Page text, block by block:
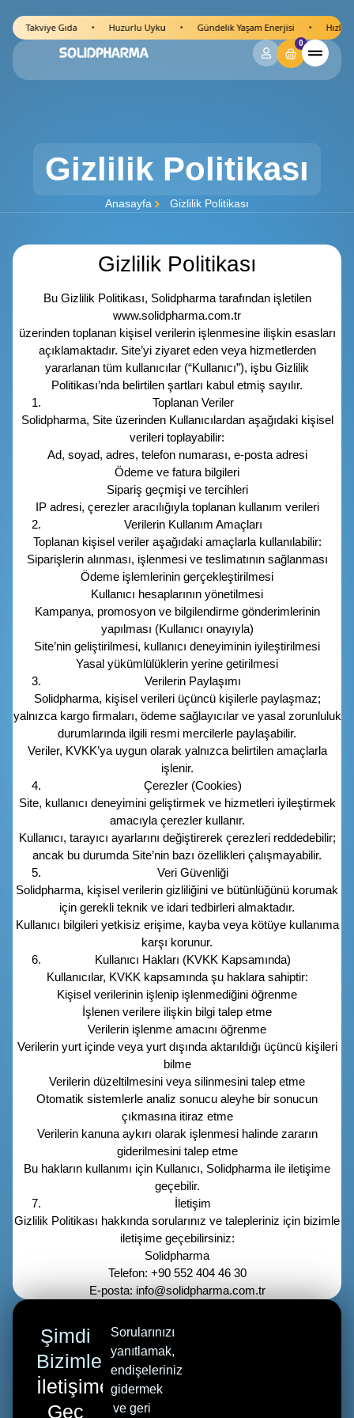
Takviye Gıda • Huzurlu Uyku • Gündelik Yaşam Enerjisi • Hızlı Kargo
0
Gizlilik Politikası
Anasayfa Gizlilik Politikası
Gizlilik Politikası
Bu Gizlilik Politikası, Solidpharma tarafından işletilen
www.solidpharma.com.tr
üzerinden toplanan kişisel verilerin işlenmesine ilişkin esasları
açıklamaktadır. Site’yi ziyaret eden veya hizmetlerden
yararlanan tüm kullanıcılar (“Kullanıcı”), işbu Gizlilik
Politikası’nda belirtilen şartları kabul etmiş sayılır.
Toplanan Veriler
Solidpharma, Site üzerinden Kullanıcılardan aşağıdaki kişisel
verileri toplayabilir:
Ad, soyad, adres, telefon numarası, e-posta adresi
Ödeme ve fatura bilgileri
Sipariş geçmişi ve tercihleri
IP adresi, çerezler aracılığıyla toplanan kullanım verileri
Verilerin Kullanım Amaçları
Toplanan kişisel veriler aşağıdaki amaçlarla kullanılabilir:
Siparişlerin alınması, işlenmesi ve teslimatının sağlanması
Ödeme işlemlerinin gerçekleştirilmesi
Kullanıcı hesaplarının yönetilmesi
Kampanya, promosyon ve bilgilendirme gönderimlerinin
yapılması (Kullanıcı onayıyla)
Site’nin geliştirilmesi, kullanıcı deneyiminin iyileştirilmesi
Yasal yükümlülüklerin yerine getirilmesi
Verilerin Paylaşımı
Solidpharma, kişisel verileri üçüncü kişilerle paylaşmaz;
yalnızca kargo firmaları, ödeme sağlayıcılar ve yasal zorunluluk
durumlarında ilgili resmi mercilerle paylaşabilir.
Veriler, KVKK’ya uygun olarak yalnızca belirtilen amaçlarla
işlenir.
Çerezler (Cookies)
Site, kullanıcı deneyimini geliştirmek ve hizmetleri iyileştirmek
amacıyla çerezler kullanır.
Kullanıcı, tarayıcı ayarlarını değiştirerek çerezleri reddedebilir;
ancak bu durumda Site’nin bazı özellikleri çalışmayabilir.
Veri Güvenliği
Solidpharma, kişisel verilerin gizliliğini ve bütünlüğünü korumak
için gerekli teknik ve idari tedbirleri almaktadır.
Kullanıcı bilgileri yetkisiz erişime, kayba veya kötüye kullanıma
karşı korunur.
Kullanıcı Hakları (KVKK Kapsamında)
Kullanıcılar, KVKK kapsamında şu haklara sahiptir:
Kişisel verilerinin işlenip işlenmediğini öğrenme
İşlenen verilere ilişkin bilgi talep etme
Verilerin işlenme amacını öğrenme
Verilerin yurt içinde veya yurt dışında aktarıldığı üçüncü kişileri
bilme
Verilerin düzeltilmesini veya silinmesini talep etme
Otomatik sistemlerle analiz sonucu aleyhe bir sonucun
çıkmasına itiraz etme
Verilerin kanuna aykırı olarak işlenmesi halinde zararın
giderilmesini talep etme
Bu hakların kullanımı için Kullanıcı, Solidpharma ile iletişime
geçebilir.
İletişim
Gizlilik Politikası hakkında sorularınız ve talepleriniz için bizimle
iletişime geçebilirsiniz:
Solidpharma
Telefon: +90 552 404 46 30
E-posta: info@solidpharma.com.tr
Şimdi
Bizimle
İletişime
Geç
Sorularınızı
yanıtlamak,
endişeleriniz
gidermek
ve geri